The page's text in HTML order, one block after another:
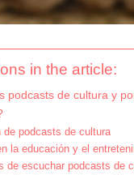
in the article:
podcasts de cultura y
de podcasts de cultura
la educación y el
de escuchar podcasts de